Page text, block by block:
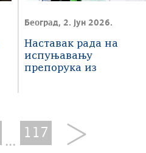
Београд, 2. јун 2026.
Наставак рада на
испуњавању
препорука из
...
117